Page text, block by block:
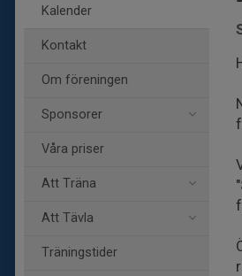
Kalender
Kontakt
Om föreningen
Sponsorer
Våra priser
Att Träna
Att Tävla
Träningstider